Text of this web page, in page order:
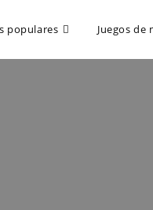
populares Juegos de